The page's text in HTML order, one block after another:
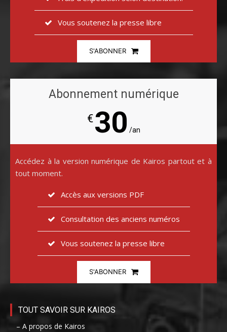
Vous soutenez la presse libre
S'ABONNER
Abonnement numérique
€30 /an
Accédez à la version numérique de Kairos partout et à
tout moment.
Accès aux versions PDF
Consultation des anciens numéros
Vous soutenez la presse libre
S'ABONNER
TOUT SAVOIR SUR KAIROS
– A propos de Kairos